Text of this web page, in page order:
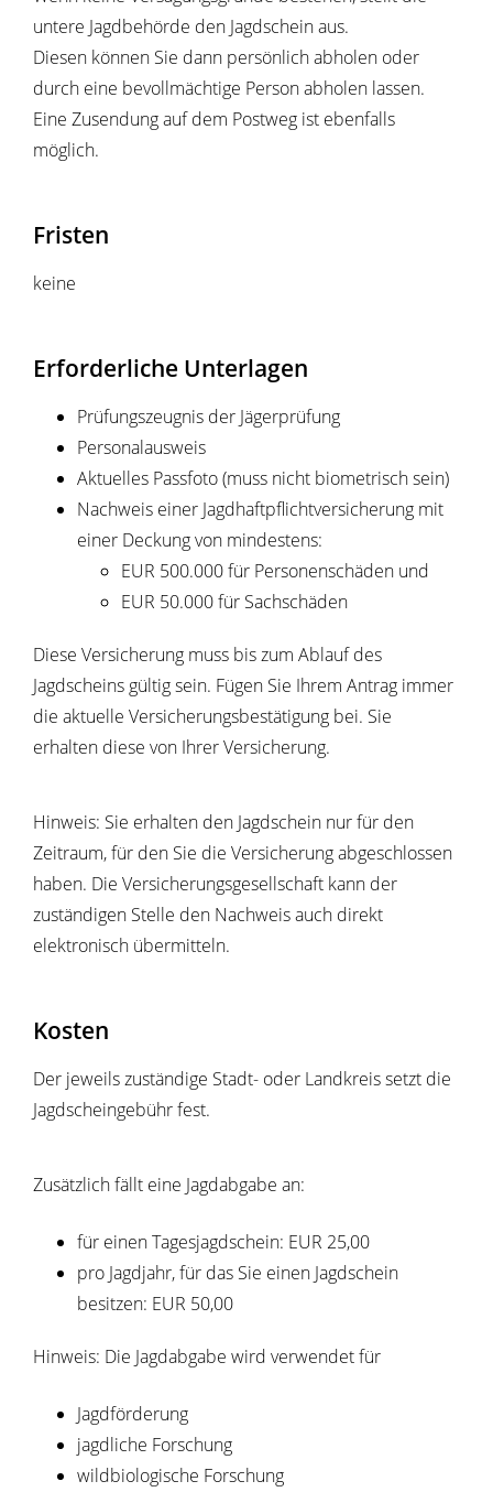
untere Jagdbehörde den Jagdschein aus.
Diesen können Sie dann persönlich abholen oder
durch eine bevollmächtige Person abholen lassen.
Eine Zusendung auf dem Postweg ist ebenfalls
möglich.
Fristen
keine
Erforderliche Unterlagen
Prüfungszeugnis der Jägerprüfung
Personalausweis
Aktuelles Passfoto (muss nicht biometrisch sein)
Nachweis einer Jagdhaftpflichtversicherung mit
einer Deckung von mindestens:
EUR 500.000 für Personenschäden und
EUR 50.000 für Sachschäden
Diese Versicherung muss bis zum Ablauf des
Jagdscheins gültig sein. Fügen Sie Ihrem Antrag immer
die aktuelle Versicherungsbestätigung bei. Sie
erhalten diese von Ihrer Versicherung.
Hinweis: Sie erhalten den Jagdschein nur für den
Zeitraum, für den Sie die Versicherung abgeschlossen
haben. Die Versicherungsgesellschaft kann der
zuständigen Stelle den Nachweis auch direkt
elektronisch übermitteln.
Kosten
Der jeweils zuständige Stadt- oder Landkreis setzt die
Jagdscheingebühr fest.
Zusätzlich fällt eine Jagdabgabe an:
für einen Tagesjagdschein: EUR 25,00
pro Jagdjahr, für das Sie einen Jagdschein
besitzen: EUR 50,00
Hinweis: Die Jagdabgabe wird verwendet für
Jagdförderung
jagdliche Forschung
wildbiologische Forschung